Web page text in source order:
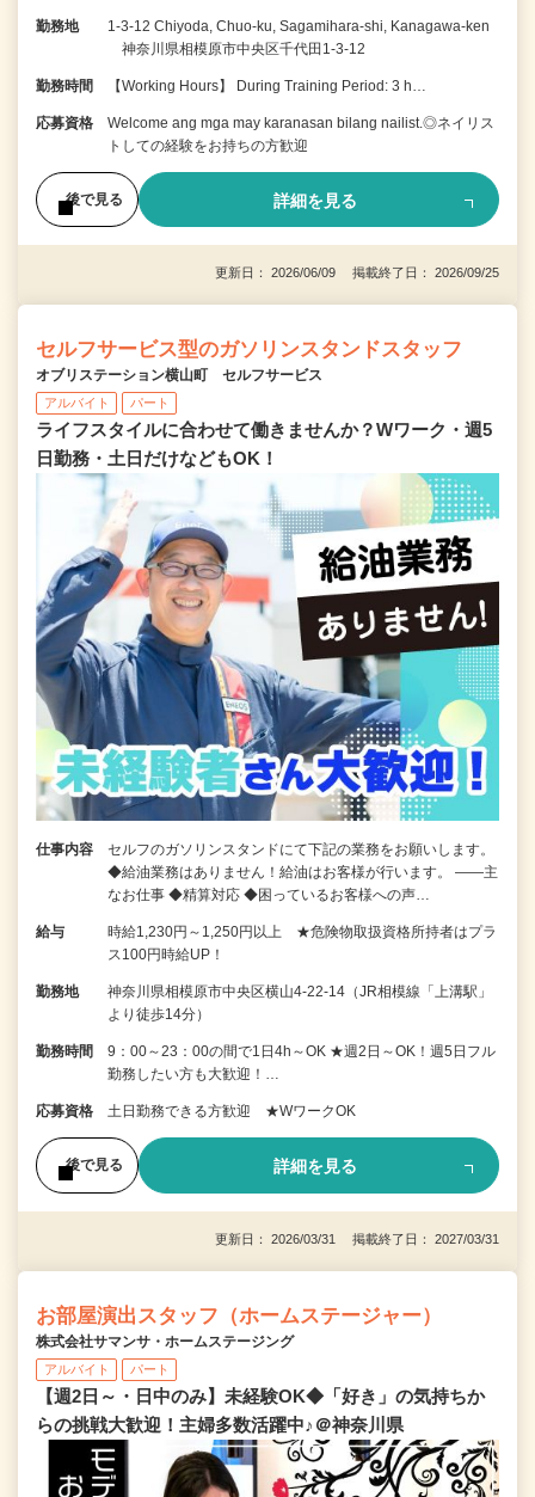
勤務地
1-3-12 Chiyoda, Chuo-ku, Sagamihara-shi, Kanagawa-ken
神奈川県相模原市中央区千代田1-3-12
勤務時間 【Working Hours】 During Training Period: 3 h…
応募資格
Welcome ang mga may karanasan bilang nailist.◎ネイリス
トしての経験をお持ちの方歓迎
後で見る 詳細を見る
更新日： 2026/06/09 掲載終了日： 2026/09/25
セルフサービス型のガソリンスタンドスタッフ
オブリステーション横山町 セルフサービス
アルバイト パート
ライフスタイルに合わせて働きませんか？Wワーク・週5
日勤務・土日だけなどもOK！
仕事内容
セルフのガソリンスタンドにて下記の業務をお願いします。
◆給油業務はありません！給油はお客様が行います。 ――主
なお仕事 ◆精算対応 ◆困っているお客様への声…
給与
時給1,230円～1,250円以上 ★危険物取扱資格所持者はプラ
ス100円時給UP！
勤務地
神奈川県相模原市中央区横山4-22-14（JR相模線「上溝駅」
より徒歩14分）
勤務時間
9：00～23：00の間で1日4h～OK ★週2日～OK！週5日フル
勤務したい方も大歓迎！…
応募資格 土日勤務できる方歓迎 ★WワークOK
後で見る 詳細を見る
更新日： 2026/03/31 掲載終了日： 2027/03/31
お部屋演出スタッフ（ホームステージャー）
株式会社サマンサ・ホームステージング
アルバイト パート
【週2日～・日中のみ】未経験OK◆「好き」の気持ちか
らの挑戦大歓迎！主婦多数活躍中♪＠神奈川県